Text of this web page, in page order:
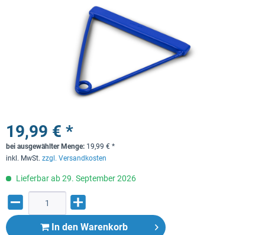
19,99 € *
bei ausgewählter Menge: 19,99 € *
inkl. MwSt. zzgl. Versandkosten
Lieferbar ab 29. September 2026
In den Warenkorb